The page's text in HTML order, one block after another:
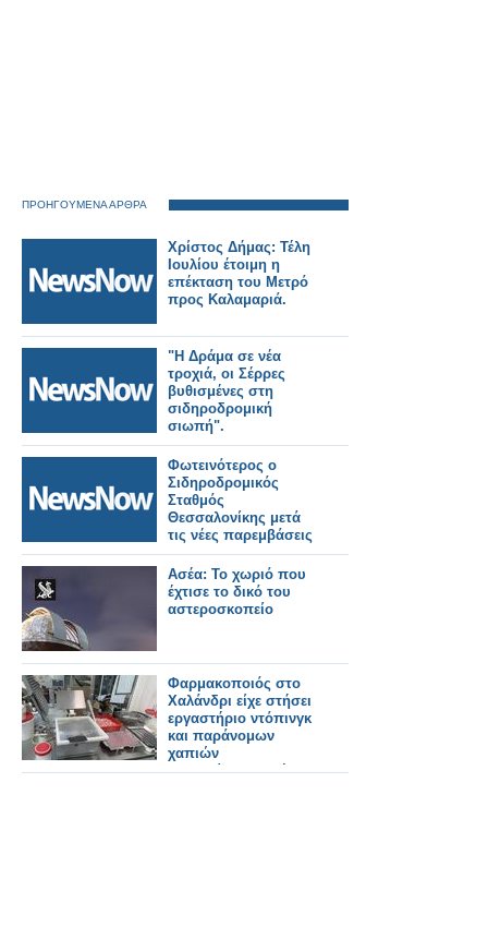
ΠΡΟΗΓΟΥΜΕΝΑ ΑΡΘΡΑ
Χρίστος Δήμας: Τέλη
Ιουλίου έτοιμη η
επέκταση του Μετρό
προς Καλαμαριά.
"Η Δράμα σε νέα
τροχιά, οι Σέρρες
βυθισμένες στη
σιδηροδρομική
σιωπή".
Φωτεινότερος ο
Σιδηροδρομικός
Σταθμός
Θεσσαλονίκης μετά
τις νέες παρεμβάσεις
στον
ηλεκτροφωτισμό.
Εικόνες και βίντεο.
Ασέα: Το χωριό που
έχτισε το δικό του
αστεροσκοπείο
Φαρμακοποιός στο
Χαλάνδρι είχε στήσει
εργαστήριο ντόπινγκ
και παράνομων
χαπιών
αδυνατίσματος, έκανε